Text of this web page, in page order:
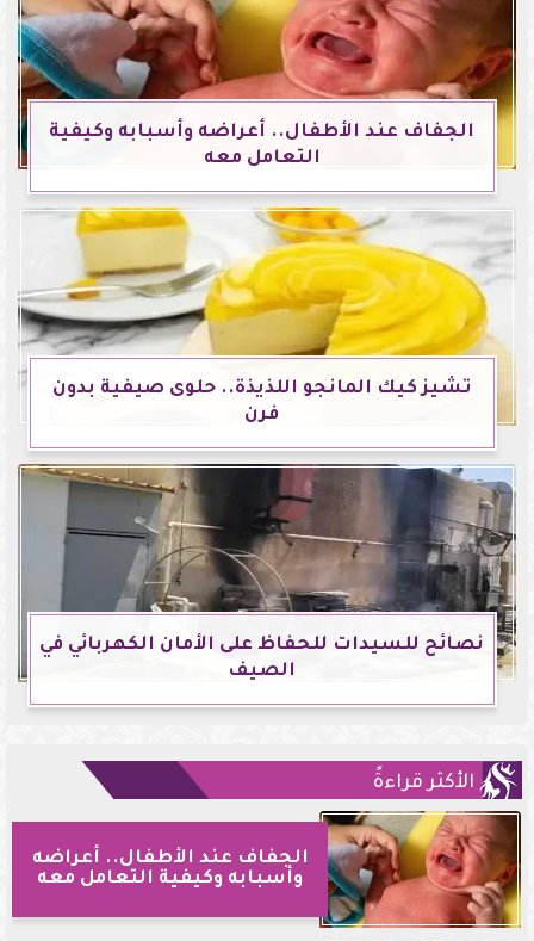
الجفاف عند الأطفال.. أعراضه وأسبابه وكيفية
التعامل معه
تشيز كيك المانجو اللذيذة.. حلوى صيفية بدون
فرن
نصائح للسيدات للحفاظ على الأمان الكهربائي في
الصيف
الأكثر قراءةً
الجفاف عند الأطفال.. أعراضه
وأسبابه وكيفية التعامل معه